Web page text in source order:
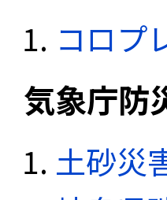
コロプ
気象庁防
土砂災